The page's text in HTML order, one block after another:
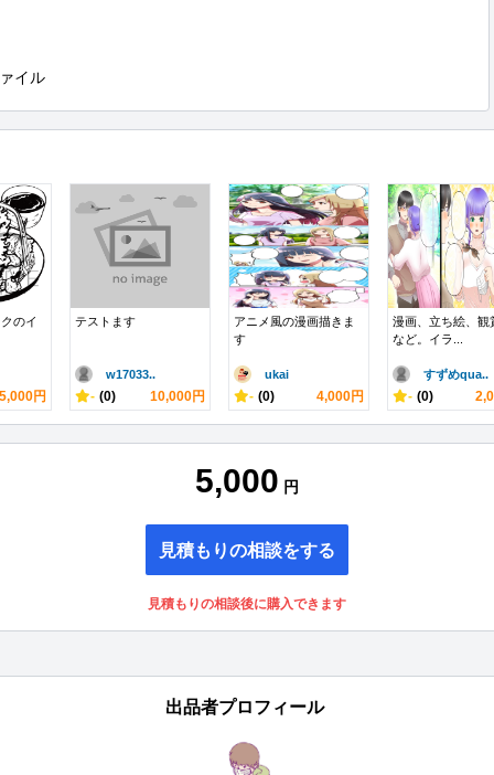
イル
のイ
円
テストます
w17033..
- (0) 10,000円
アニメ風の漫画描きま
す
ukai
- (0) 4,000円
漫画、立ち絵、観
など。イラ...
すずめqua..
- (0)
5,000 円
見積もりの相談をする
見積もりの相談後に購入できます
出品者プロフィール